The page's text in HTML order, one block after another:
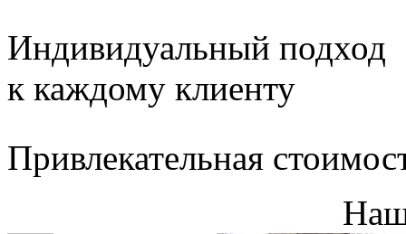
Индивидуальный подход
к каждому клиенту
Привлекательная